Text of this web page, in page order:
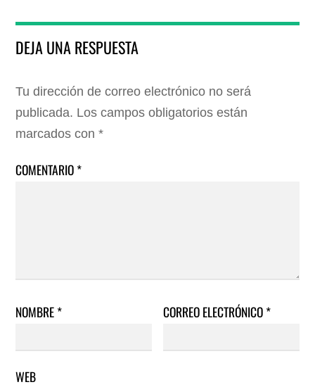
DEJA UNA RESPUESTA
Tu dirección de correo electrónico no será
publicada. Los campos obligatorios están
marcados con*
COMENTARIO*
NOMBRE* CORREO ELECTRÓNICO*
WEB